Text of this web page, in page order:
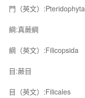
門（英文）:Pteridophyta
綱:真蕨綱
綱（英文）:Filicopsida
目:蕨目
目（英文）:Filicales